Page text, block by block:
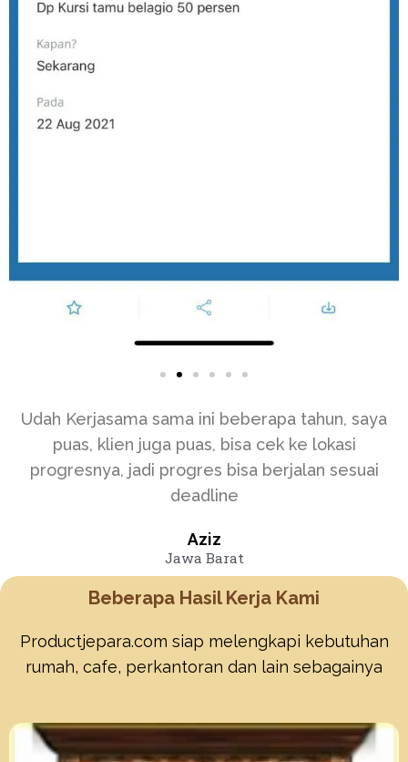
Udah Kerjasama sama ini beberapa tahun, saya
puas, klien juga puas, bisa cek ke lokasi
progresnya, jadi progres bisa berjalan sesuai
deadline
Aziz
Jawa Barat
Beberapa Hasil Kerja Kami
Productjepara.com siap melengkapi kebutuhan
rumah, cafe, perkantoran dan lain sebagainya